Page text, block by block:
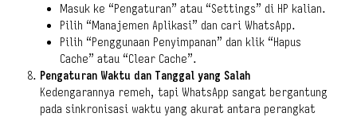
Masuk ke “Pengaturan” atau “Settings” di HP kalian.
Pilih “Manajemen Aplikasi” dan cari WhatsApp.
Pilih “Penggunaan Penyimpanan” dan klik “Hapus
Cache” atau “Clear Cache”.
Pengaturan Waktu dan Tanggal yang Salah
Kedengarannya remeh, tapi WhatsApp sangat bergantung
pada sinkronisasi waktu yang akurat antara perangkat